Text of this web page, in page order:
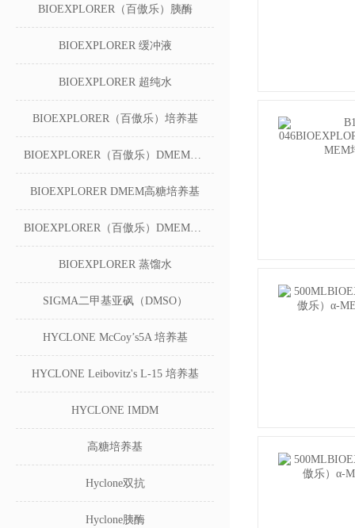
BIOEXPLORER（百傲乐）胰酶
BIOEXPLORER 缓冲液
BIOEXPLORER 超纯水
BIOEXPLORER（百傲乐）培养基
BIOEXPLORER（百傲乐）DMEM无糖培养基
BIOEXPLORER DMEM高糖培养基
BIOEXPLORER（百傲乐）DMEM低糖培养基
BIOEXPLORER 蒸馏水
SIGMA二甲基亚砜（DMSO）
HYCLONE McCoy’s5A 培养基
HYCLONE Leibovitz's L-15 培养基
HYCLONE IMDM
高糖培养基
Hyclone双抗
Hyclone胰酶